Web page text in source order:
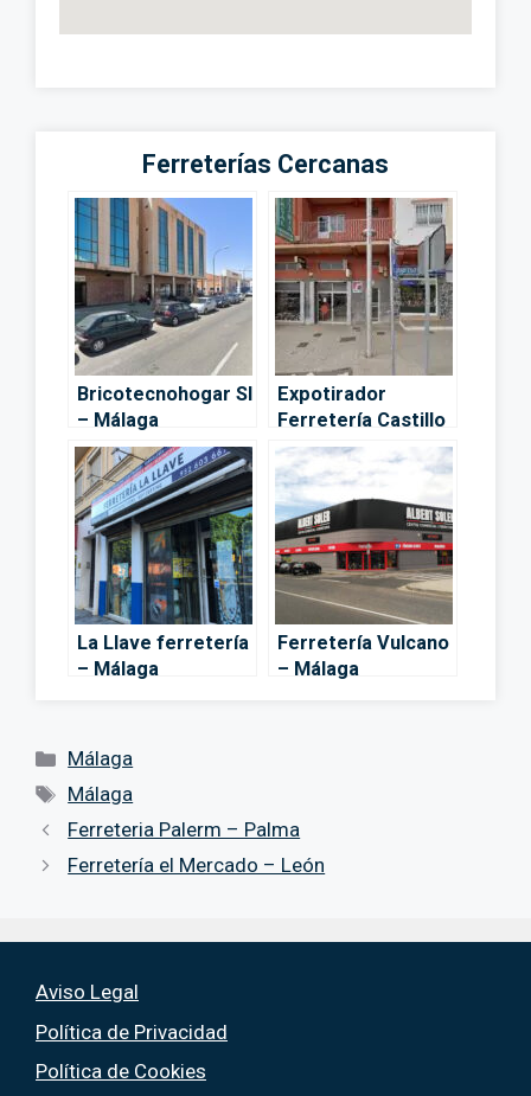
Ferreterías Cercanas
Bricotecnohogar Sl
– Málaga
Expotirador
Ferretería Castillo
– Málaga
La Llave ferretería
– Málaga
Ferretería Vulcano
– Málaga
Categorías
Málaga
Etiquetas
Málaga
Ferreteria Palerm – Palma
Ferretería el Mercado – León
Aviso Legal
Política de Privacidad
Política de Cookies